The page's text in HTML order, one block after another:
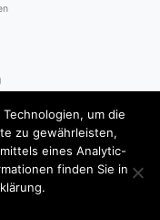
um die
zu gewährleisten,
eines Analytic-
finden Sie in